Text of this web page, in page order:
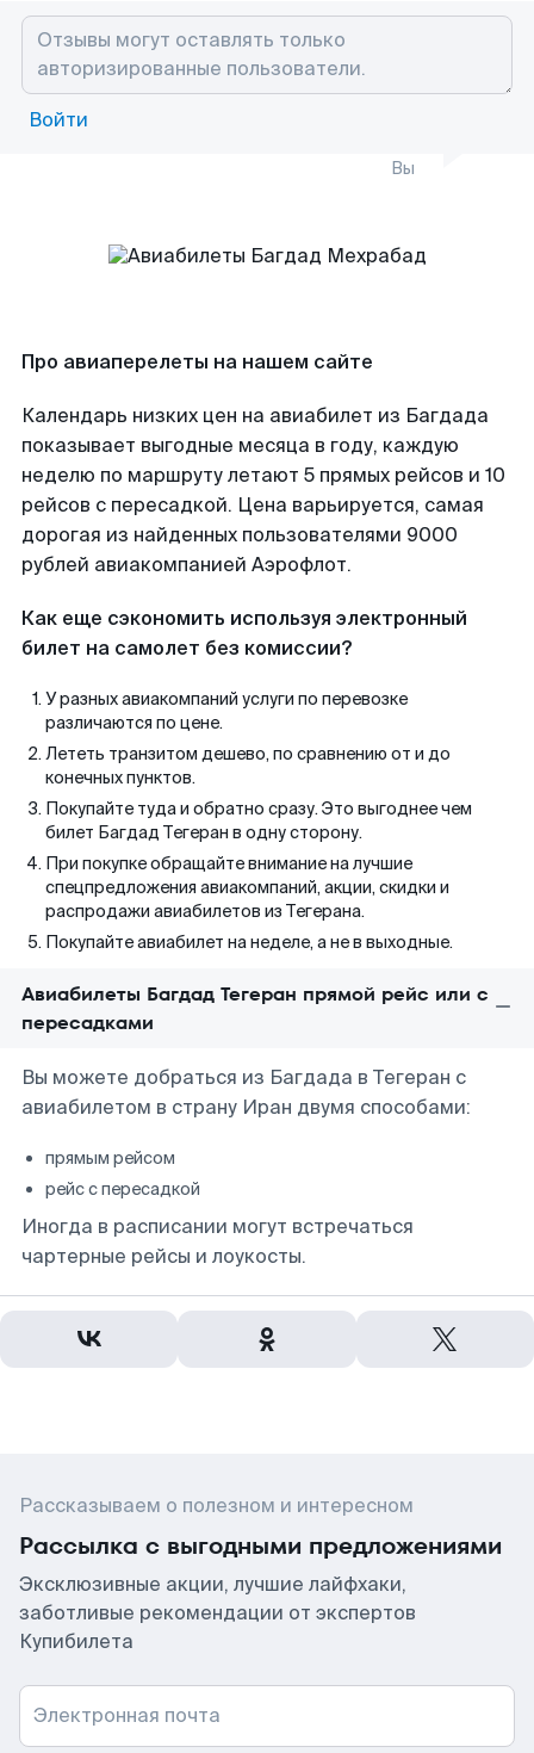
Войти
Вы
Про авиаперелеты на нашем сайте
Календарь низких цен на авиабилет из Багдада
показывает выгодные месяца в году, каждую
неделю по маршруту летают 5 прямых рейсов и 10
рейсов с пересадкой. Цена варьируется, самая
дорогая из найденных пользователями 9000
рублей авиакомпанией Аэрофлот.
Как еще сэкономить используя электронный
билет на самолет без комиссии?
У разных авиакомпаний услуги по перевозке
различаются по цене.
Лететь транзитом дешево, по сравнению от и до
конечных пунктов.
Покупайте туда и обратно сразу. Это выгоднее чем
билет Багдад Тегеран в одну сторону.
При покупке обращайте внимание на лучшие
спецпредложения авиакомпаний, акции, скидки и
распродажи авиабилетов из Тегерана.
Покупайте авиабилет на неделе, а не в выходные.
Авиабилеты Багдад Тегеран прямой рейс или с
пересадками
Вы можете добраться из Багдада в Тегеран с
авиабилетом в страну Иран двумя способами:
прямым рейсом
рейс с пересадкой
Иногда в расписании могут встречаться
чартерные рейсы и лоукосты.
Рассказываем о полезном и интересном
Рассылка с выгодными предложениями
Эксклюзивные акции, лучшие лайфхаки,
заботливые рекомендации от экспертов
Купибилета
Электронная почта